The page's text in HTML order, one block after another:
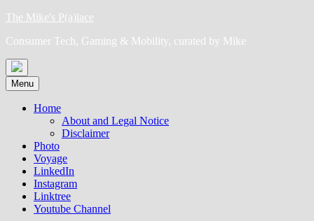
Skip
content
The Mike's P(a)lace
Consumer Tech, Gaming & Mobility, curated by Mike
Menu
Home
About and Legal Notice
Disclaimer
Photo
Voyage
LinkedIn
Instagram
Linktree
Youtube Channel